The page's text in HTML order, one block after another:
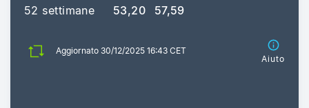
52 settimane 53,20 57,59
Aggiornato 30/12/2025 16:43 CET
Aiuto